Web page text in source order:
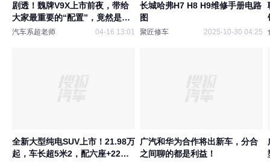
剧透！魏牌V9X上市前夜，带给
大家最重要的“配置”，竟然是
它！
汽车系超老师 04-16 13:01
长城哈弗H7 H8 H9维修手册电路
图
聚匠修车 2025-10-30 04:25
全新大型纯电SUV上市！21.98万
起，车长超5米2，配六座+22寸
广汽和华为合作将出新车，分合
之间聊的都是利益！